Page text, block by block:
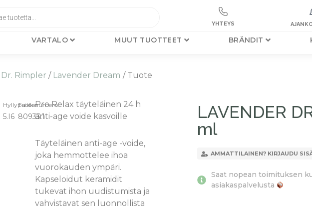
YHTEYS
VARTALO MUUT TUOTTEET BRÄNDIT
Dr. Rimpler / Lavender Dream / Tuote
Hyllypaikka:
5.I6
Tuotenumero
80933.1
Pro Relax täyteläinen 24 h
anti-age voide kasvoille
Täyteläinen anti-age -voide,
joka hemmottelee ihoa
vuorokauden ympäri.
Kapseloidut keramidit
tukevat ihon uudistumista ja
vahvistavat sen luonnollista
LAVENDER
ml
AMMATTILAINEN? KIRJAUDU
Saat nopean toimituksen
asiakaspalvelusta